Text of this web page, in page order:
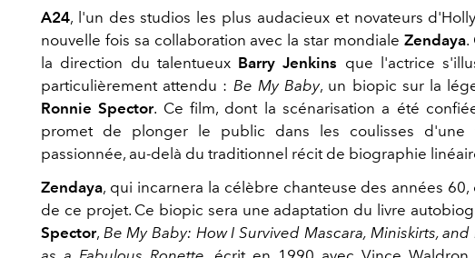
A24, l'un des studios les plus audacieux et novateurs
nouvelle fois sa collaboration avec la star mondiale Zendaya.
la direction du talentueux Barry Jenkins que l'actrice
particulièrement attendu : Be My Baby, un biopic sur la
Ronnie Spector. Ce film, dont la scénarisation a été
promet de plonger le public dans les coulisses d'une
passionnée, au-delà du traditionnel récit de biographie
Zendaya, qui incarnera la célèbre chanteuse des années
de ce projet. Ce biopic sera une adaptation du livre
Spector, Be My Baby: How I Survived Mascara, Miniskirts,